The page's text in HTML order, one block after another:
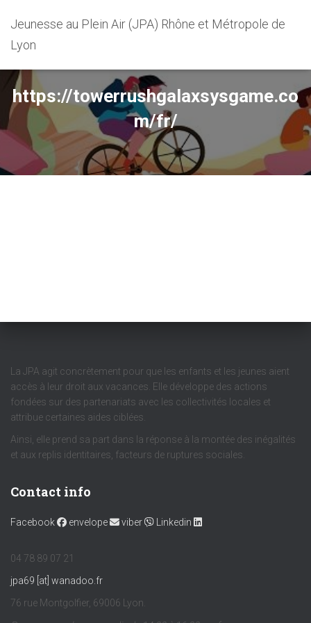
Jeunesse au Plein Air (JPA) Rhône et Métropole de
Lyon
https://towerrushgalaxsysgame.co
m/fr/
La JPA agit concrètement pour que les enfants et les jeunes aient
accès à leur droit aux vacances. Elle développe des actions
fondées sur des partenariats avec les collectivités locales et
attribue certaines aides ciblées.
Ainsi, elle prend sa part dans la réponse à la montée des inégalités
et aux replis identitaires, facteurs de ruptures sociales.
Contact info
Facebook envelope viber Linkedin
04 78 89 07 21
jpa69 [at] wanadoo.fr
76 rue Montgolfier, 69006 Lyon.